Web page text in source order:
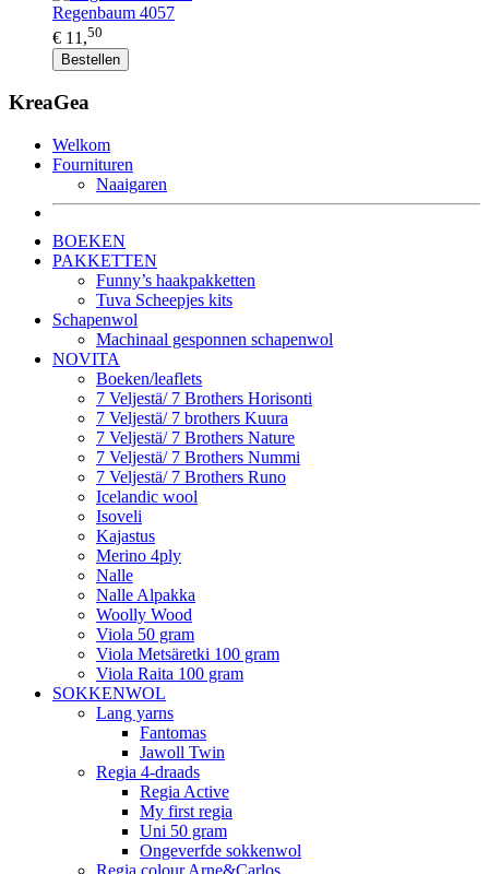
Regenbaum 4057
€ 11,50
Bestellen
KreaGea
Welkom
Fournituren
Naaigaren
BOEKEN
PAKKETTEN
Funny’s haakpakketten
Tuva Scheepjes kits
Schapenwol
Machinaal gesponnen schapenwol
NOVITA
Boeken/leaflets
7 Veljestä/ 7 Brothers Horisonti
7 Veljestä/ 7 brothers Kuura
7 Veljestä/ 7 Brothers Nature
7 Veljestä/ 7 Brothers Nummi
7 Veljestä/ 7 Brothers Runo
Icelandic wool
Isoveli
Kajastus
Merino 4ply
Nalle
Nalle Alpakka
Woolly Wood
Viola 50 gram
Viola Metsäretki 100 gram
Viola Raita 100 gram
SOKKENWOL
Lang yarns
Fantomas
Jawoll Twin
Regia 4-draads
Regia Active
My first regia
Uni 50 gram
Ongeverfde sokkenwol
Regia colour Arne&Carlos